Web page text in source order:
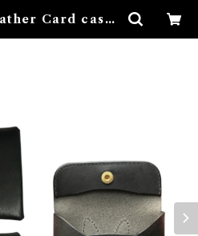
Card case